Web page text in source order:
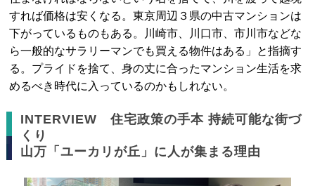
すれば価格は安くなる。東京周辺３県の中古マンションは
下がっているものもある。川崎市、川口市、市川市などな
ら一般的なサラリーマンでも買える物件はある」と指摘す
る。プライドを捨て、身の丈に合ったマンション生活を求
めるべき時代に入っているのかもしれない。
INTERVIEW 住宅政策の手本 持続可能な街づ
くり
山万「ユーカリが丘」に人が集まる理由